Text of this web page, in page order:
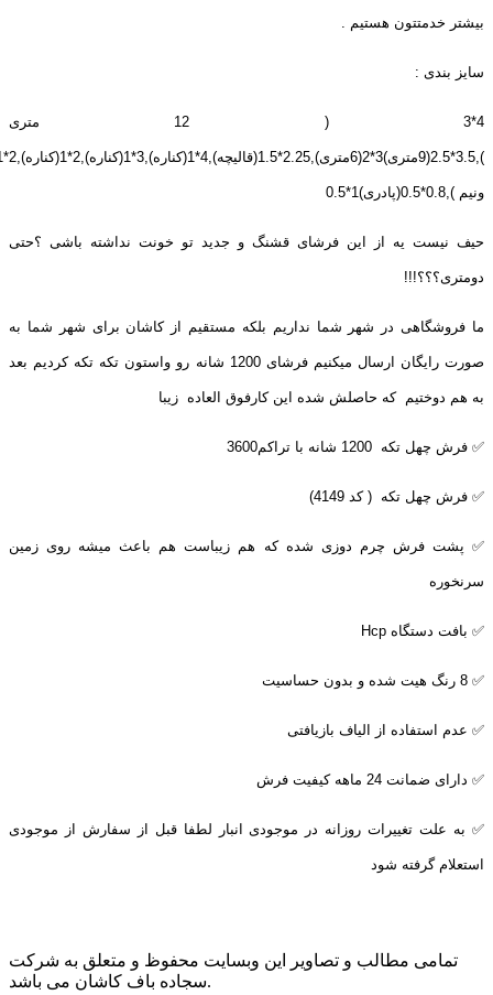
بیشتر خدمتتون هستیم .
سایز بندی :
4*3 ( 12 متری
ونیم ),0.8*0.5(پادری)1*0.5
حیف نیست یه از این فرشای قشنگ و جدید تو خونت نداشته باشی ؟حتی
دومتری؟؟؟!!!
ما فروشگاهی در شهر شما نداریم بلکه مستقیم از کاشان برای شهر شما به
صورت رایگان ارسال میکنیم فرشای 1200 شانه رو واستون تکه تکه کردیم بعد
به هم دوختیم که حاصلش شده این کارفوق العاده زیبا
✅ فرش چهل تکه 1200 شانه با تراکم3600
✅ فرش چهل تکه ( کد 4149)
✅ پشت فرش چرم دوزی شده که هم زیباست هم باعث میشه روی زمین
سرنخوره
✅ بافت دستگاه Hcp
✅ 8 رنگ هیت شده و بدون حساسیت
✅ عدم استفاده از الیاف بازیافتی
✅ دارای ضمانت 24 ماهه کیفیت فرش
✅ به علت تغییرات روزانه در موجودی انبار لطفا قبل از سفارش از موجودی
استعلام گرفته شود
تمامی مطالب و تصاویر این وبسایت محفوظ و متعلق به شرکت
سجاده باف کاشان می باشد.